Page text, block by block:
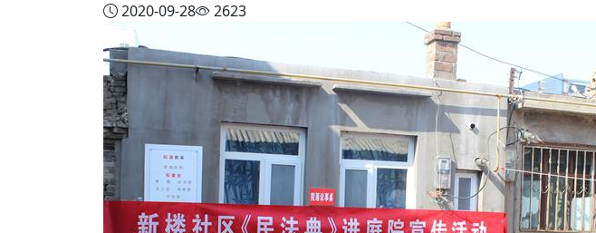
2020-09-28
2623